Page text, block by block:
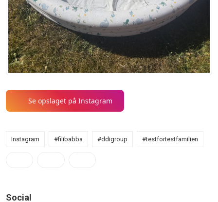
Se opslaget på Instagram
Instagram #filibabba #ddigroup #testfortestfamilien
Social